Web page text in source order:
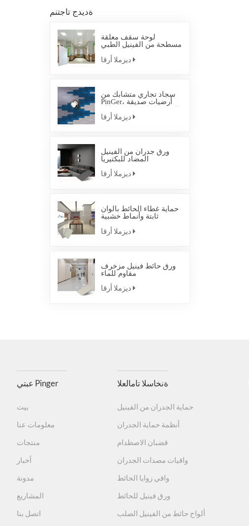
ةديدج تاجتنم
لوحة سقف معلقة
مسطحة من الفينيل الطبي
المضاد للبكتيريا
ديزملا أرقا
سجاد تجاري متشابك من
PinGer، أرضيات صديقة
ديزملا أرقا
ورق جدران من الفينيل
المضاد للبكتيريا
ديزملا أرقا
حماية غطاء الحائط بألوان
ثابتة وأنماط خشبية
ديزملا أرقا
ورق حائط فينيل مزخرف
مقاوم للماء
ديزملا أرقا
عبتي Pinger
بيت
معلومات عنا
منتجات
أخبار
مدونة
المشاريع
اتصل بنا
ةنخاسلا تامالعلا
حماية الجدران من الفينيل
أنظمة حماية الجدران
قضبان الاصطدام
واقيات مصدات الجدران
واقي زوايا الحائط
ورق فينيل للحائط
ألواح حائط من الفينيل الصلب